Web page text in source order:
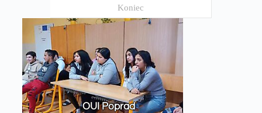
Koniec
OUI Poprad